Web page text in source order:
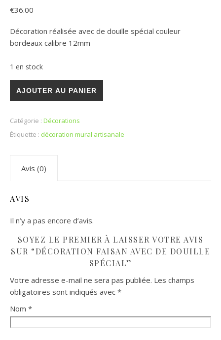
€36.00
Décoration réalisée avec de douille spécial couleur
bordeaux calibre 12mm
1 en stock
quantité de Décoration faisan avec de douille spécial
AJOUTER AU PANIER
Catégorie : Décorations
Étiquette : décoration mural artisanale
Avis (0)
AVIS
Il n’y a pas encore d’avis.
SOYEZ LE PREMIER À LAISSER VOTRE AVIS
SUR “DÉCORATION FAISAN AVEC DE DOUILLE
SPÉCIAL”
Votre adresse e-mail ne sera pas publiée. Les champs
obligatoires sont indiqués avec *
Nom *